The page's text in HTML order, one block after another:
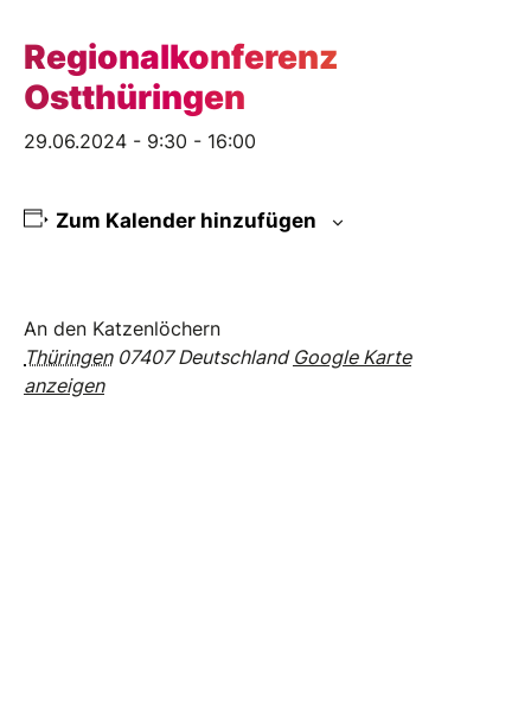
Regionalkonferenz
Ostthüringen
29.06.2024 - 9:30 - 16:00
Zum Kalender hinzufügen
An den Katzenlöchern
Thüringen 07407 Deutschland Google Karte
anzeigen